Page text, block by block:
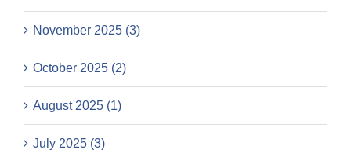
November 2025 (3)
October 2025 (2)
August 2025 (1)
July 2025 (3)